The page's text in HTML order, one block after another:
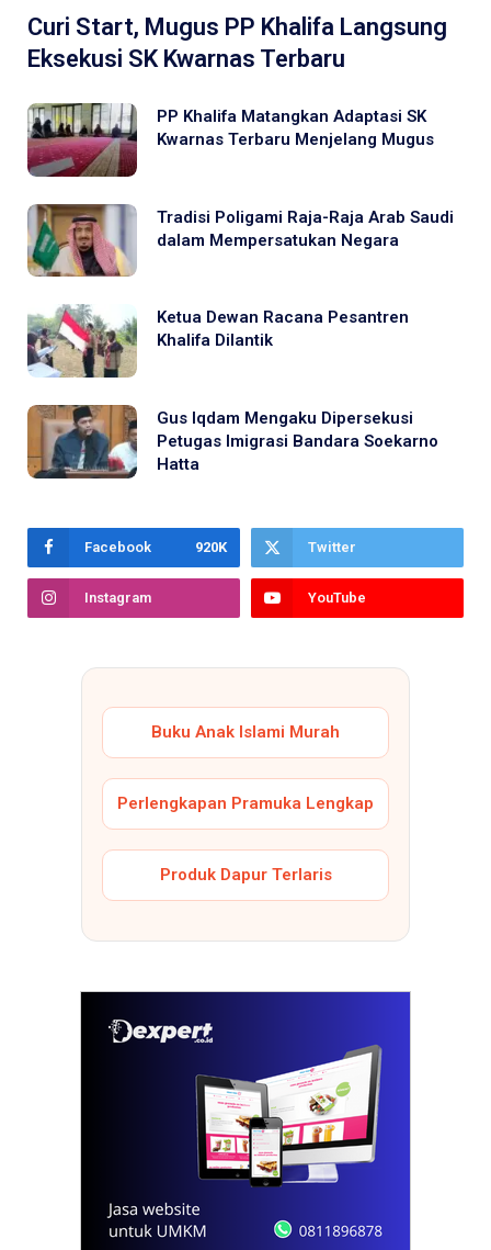
Curi Start, Mugus PP Khalifa Langsung
Eksekusi SK Kwarnas Terbaru
PP Khalifa Matangkan Adaptasi SK
Kwarnas Terbaru Menjelang Mugus
Tradisi Poligami Raja-Raja Arab Saudi
dalam Mempersatukan Negara
Ketua Dewan Racana Pesantren
Khalifa Dilantik
Gus Iqdam Mengaku Dipersekusi
Petugas Imigrasi Bandara Soekarno
Hatta
Facebook 920K Twitter
Instagram YouTube
Buku Anak Islami Murah
Perlengkapan Pramuka Lengkap
Produk Dapur Terlaris